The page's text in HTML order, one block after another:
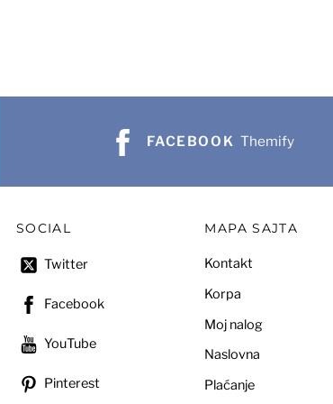
FACEBOOK Themify
SOCIAL
Twitter
Facebook
YouTube
Pinterest
MAPA SAJTA
Kontakt
Korpa
Moj nalog
Naslovna
Plaćanje